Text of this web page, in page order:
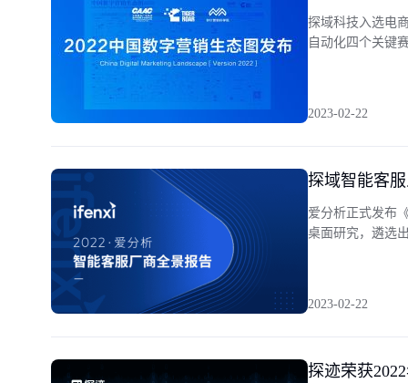
探域科技入选电
自动化四个关键
2023-02-22
探域智能客
爱分析正式发布
桌面研究，遴选
2023-02-22
探迹荣获